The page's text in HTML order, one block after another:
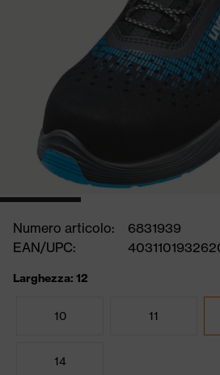
Numero articolo:
6831939
EAN/UPC:
Larghezza: 12
10 11
14